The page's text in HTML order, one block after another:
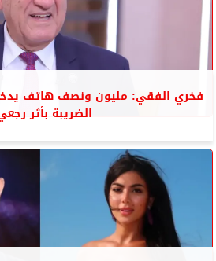
فخري الفقي: مليون ونصف هاتف
الضريبة بأثر